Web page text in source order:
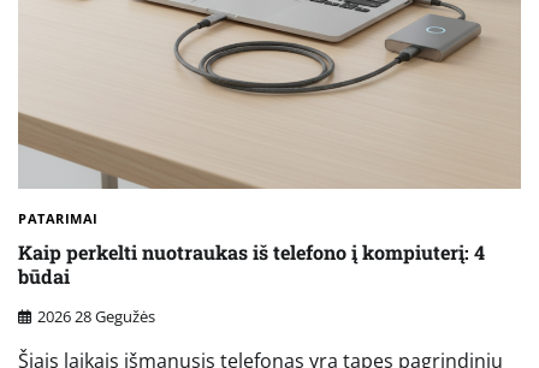
PATARIMAI
Kaip perkelti nuotraukas iš telefono į kompiuterį: 4
būdai
2026 28 Gegužės
Šiais laikais išmanusis telefonas yra tapęs pagrindiniu